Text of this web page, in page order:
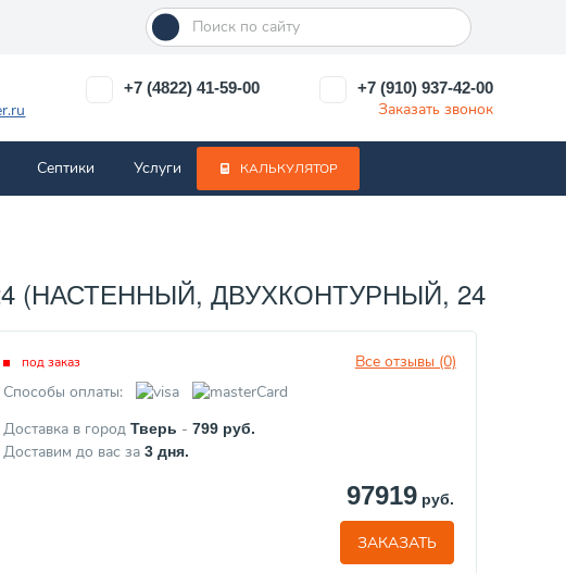
+7 (4822) 41-59-00 +7 (910) 937-42-00
Заказать звонок
Септики Услуги КАЛЬКУЛЯТОР
(НАСТЕННЫЙ, ДВУХКОНТУРНЫЙ, 24 КВТ)
Все отзывы (0)
под заказ
Способы оплаты:
Доставка в город Тверь - 799 руб.
Доставим до вас за 3 дня.
97919руб.
ЗАКАЗАТЬ